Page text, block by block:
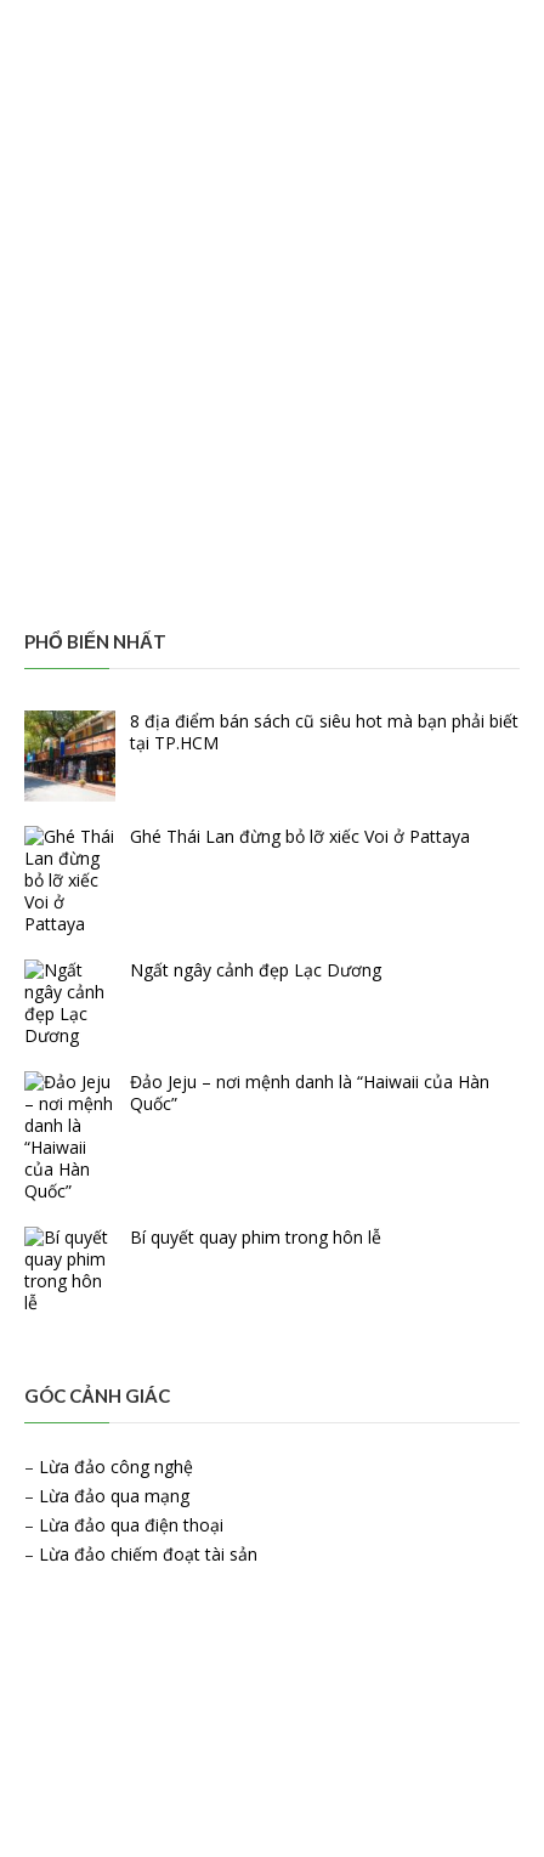
PHỔ BIẾN NHẤT
8 địa điểm bán sách cũ siêu hot mà bạn phải biết
tại TP.HCM
Ghé Thái Lan đừng bỏ lỡ xiếc Voi ở Pattaya
Ngất ngây cảnh đẹp Lạc Dương
Đảo Jeju – nơi mệnh danh là “Haiwaii của Hàn
Quốc”
Bí quyết quay phim trong hôn lễ
GÓC CẢNH GIÁC
– Lừa đảo công nghệ
– Lừa đảo qua mạng
– Lừa đảo qua điện thoại
– Lừa đảo chiếm đoạt tài sản